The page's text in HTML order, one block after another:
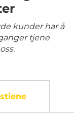
kunder har å
tjene